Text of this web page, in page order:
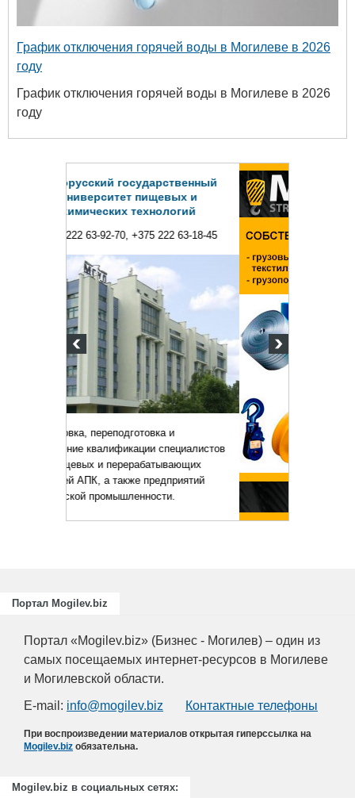
График отключения горячей воды в Могилеве в 2026
году
График отключения горячей воды в Могилеве в 2026
году
Портал Mogilev.biz
Портал «Mogilev.biz» (Бизнес - Могилев) – один из
самых посещаемых интернет-ресурсов в Могилеве
и Могилевской области.
E-mail: info@mogilev.biz Контактные телефоны
При воспроизведении материалов открытая гиперссылка на
Mogilev.biz обязательна.
Mogilev.biz в социальных сетях: